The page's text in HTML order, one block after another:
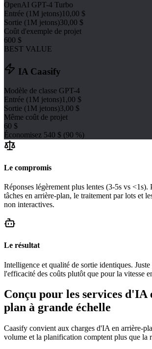
OpenAI GPT-4 Turbo
Entrée (1M jetons)10,00 $
Sortie (1M jetons)30,00 $
Coût d'exemple de projet
600 $
BEST VALUE
IA Caasify
Modèle de classe GPT-4
Entrée (1M jetons)1,00 $
Sortie (1M jetons)3,00 $
Même coût de projet
60 $
Économisez 540 $ (90 %)
Le compromis
Réponses légèrement plus lentes (3-5s vs <1s).
tâches en arrière-plan, le traitement par lots et
non interactives.
Le résultat
Intelligence et qualité de sortie identiques.
l'efficacité des coûts plutôt que pour la vitesse
Conçu pour les services
plan à grande échelle
Caasify convient aux charges d'IA en arrière-
volume et la planification comptent plus que la